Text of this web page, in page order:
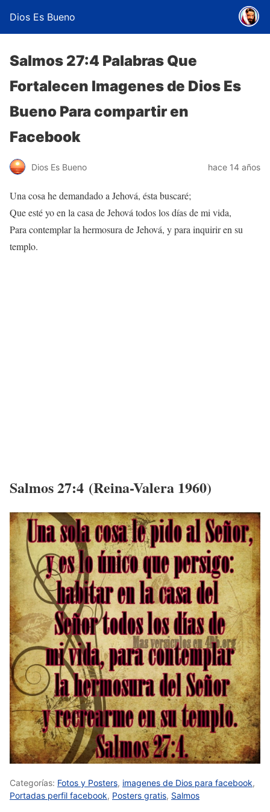
Dios Es Bueno
Salmos 27:4 Palabras Que
Fortalecen Imagenes de Dios Es
Bueno Para compartir en
Facebook
Dios Es Bueno hace 14 años
Una cosa he demandado a Jehová, ésta buscaré;
Que esté yo en la casa de Jehová todos los días de mi vida,
Para contemplar la hermosura de Jehová, y para inquirir en su
templo.
Salmos 27:4 (Reina-Valera 1960)
Categorías: Fotos y Posters, imagenes de Dios para facebook,
Portadas perfil facebook, Posters gratis, Salmos